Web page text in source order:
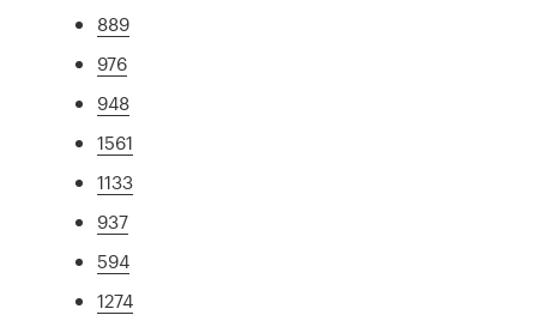
889
976
948
1561
1133
937
594
1274